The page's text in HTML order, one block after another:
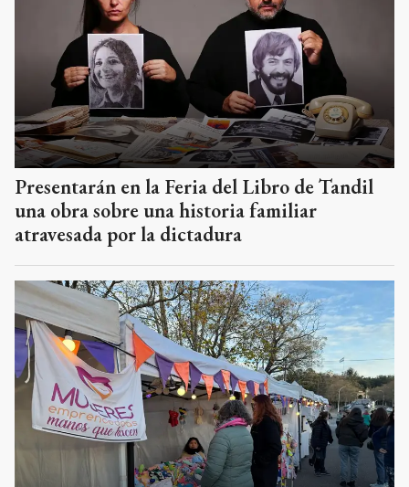
Presentarán en la Feria del Libro de Tandil
una obra sobre una historia familiar
atravesada por la dictadura